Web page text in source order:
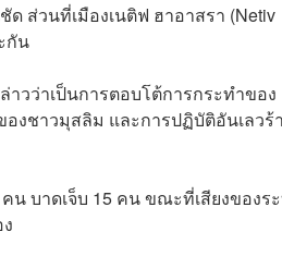
ส่วนที่เมืองเนติฟ ฮาอาสรา (Netiv
กัน
วว่าเป็นการตอบโต้การกระทำของ
งชาวมุสลิม และการปฏิบัติอันเลวร้
บาดเจ็บ 15 คน ขณะที่เสียงของร